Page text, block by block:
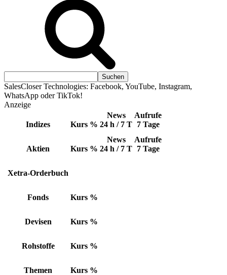
SalesCloser Technologies: Facebook, YouTube, Instagram,
WhatsApp oder TikTok!
Anzeige
Indizes Kurs %
News
24 h / 7 T
Aufrufe
7 Tage
Aktien Kurs %
News
24 h / 7 T
Aufrufe
7 Tage
Xetra-Orderbuch
Fonds Kurs %
Devisen Kurs %
Rohstoffe Kurs %
Themen Kurs %